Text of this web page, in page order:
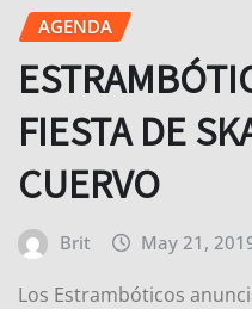
AGENDA
FIESTA DE
CUERVO
Brit May 21,
Los Estrambóticos